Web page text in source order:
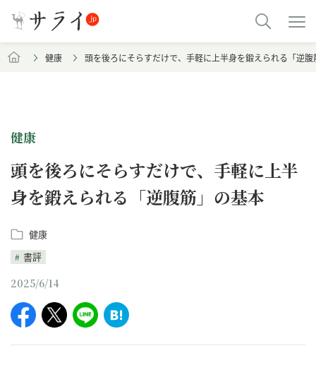
健康 頭を後ろにそらすだけで、手軽に上半身を鍛えられる「逆腹
健康
頭を後ろにそらすだけで、手軽に上半
身を鍛えられる「逆腹筋」の基本
健康
書評
2025/6/14